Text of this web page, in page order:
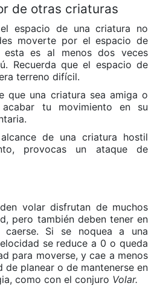
de otras criaturas
espacio de una criatura no
moverte por el espacio de
es al menos dos veces
Recuerda que el espacio de
terreno difícil.
que una criatura sea amiga o
tu movimiento en su
de una criatura hostil
provocas un ataque de
volar disfrutan de muchos
pero también deben tener en
Si se noquea a una
se reduce a 0 o queda
para moverse, y cae a menos
de planear o de mantenerse en
como con el conjuro Volar.